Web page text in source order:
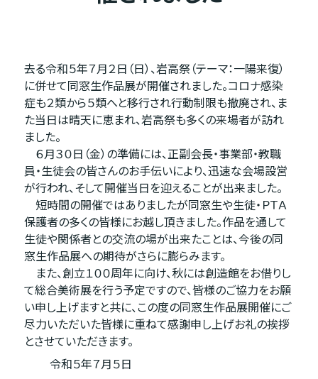
去る令和５年７月２日（日）、岩高祭（テーマ：一陽来復）
に併せて同窓生作品展が開催されました。コロナ感染
症も２類から５類へと移行され行動制限も撤廃され、ま
た当日は晴天に恵まれ、岩高祭も多くの来場者が訪れ
ました。
６月３０日（金）の準備には、正副会長・事業部・教職
員・生徒会の皆さんのお手伝いにより、迅速な会場設営
が行われ、そして開催当日を迎えることが出来ました。
短時間の開催ではありましたが同窓生や生徒・ＰＴＡ
保護者の多くの皆様にお越し頂きました。作品を通して
生徒や関係者との交流の場が出来たことは、今後の同
窓生作品展への期待がさらに膨らみます。
また、創立１００周年に向け、秋には創造館をお借りし
て総合美術展を行う予定ですので、皆様のご協力をお願
い申し上げますと共に、この度の同窓生作品展開催にご
尽力いただいた皆様に重ねて感謝申し上げお礼の挨拶
とさせていただきます。
令和５年７月５日